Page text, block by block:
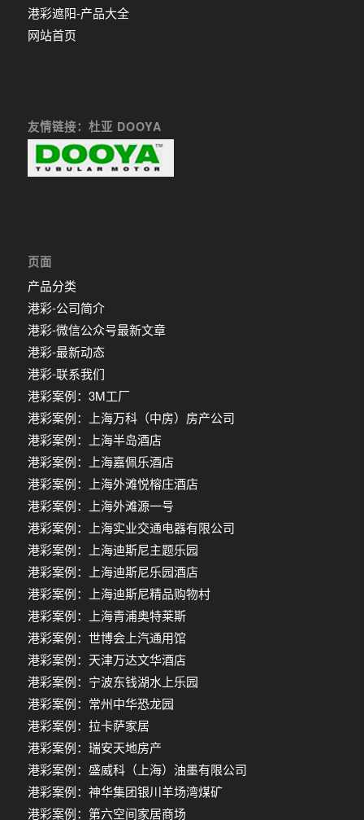
港彩遮阳-产品大全
网站首页
友情链接：杜亚 DOOYA
页面
产品分类
港彩-公司简介
港彩-微信公众号最新文章
港彩-最新动态
港彩-联系我们
港彩案例：3M工厂
港彩案例：上海万科（中房）房产公司
港彩案例：上海半岛酒店
港彩案例：上海嘉佩乐酒店
港彩案例：上海外滩悦榕庄酒店
港彩案例：上海外滩源一号
港彩案例：上海实业交通电器有限公司
港彩案例：上海迪斯尼主题乐园
港彩案例：上海迪斯尼乐园酒店
港彩案例：上海迪斯尼精品购物村
港彩案例：上海青浦奥特莱斯
港彩案例：世博会上汽通用馆
港彩案例：天津万达文华酒店
港彩案例：宁波东钱湖水上乐园
港彩案例：常州中华恐龙园
港彩案例：拉卡萨家居
港彩案例：瑞安天地房产
港彩案例：盛威科（上海）油墨有限公司
港彩案例：神华集团银川羊场湾煤矿
港彩案例：第六空间家居商场